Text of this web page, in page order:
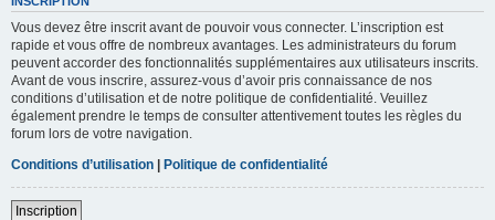
Vous devez être inscrit avant de pouvoir vous connecter. L’inscription est
rapide et vous offre de nombreux avantages. Les administrateurs du forum
peuvent accorder des fonctionnalités supplémentaires aux utilisateurs inscrits.
Avant de vous inscrire, assurez-vous d’avoir pris connaissance de nos
conditions d’utilisation et de notre politique de confidentialité. Veuillez
également prendre le temps de consulter attentivement toutes les règles du
forum lors de votre navigation.
Conditions d’utilisation | Politique de confidentialité
Inscription